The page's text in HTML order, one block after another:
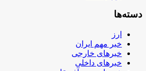
دسته‌ها
ارز
خبر مهم ایران
خبرهای خارجی
خبرهای داخلی